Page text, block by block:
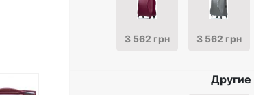
3 562 грн 3 562 грн